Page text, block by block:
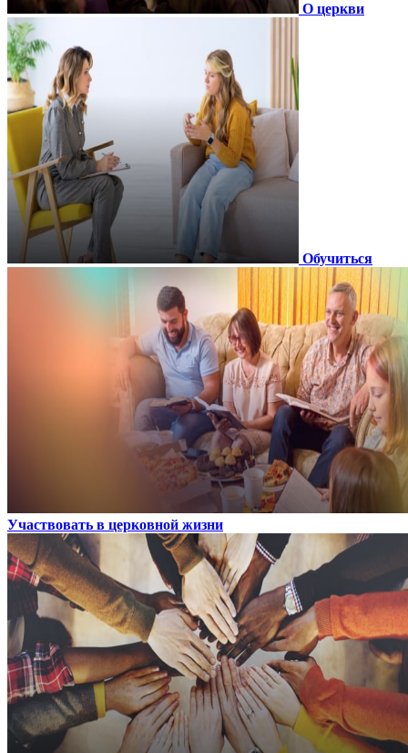
О церкви
Обучиться
Участвовать в церковной жизни